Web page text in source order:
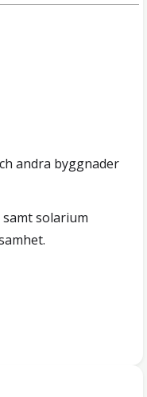
andra byggnader
solarium